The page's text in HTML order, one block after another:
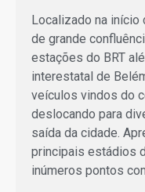
Localizado na início
de grande
estações do BRT
interestatal de
veículos vindos do
deslocando para
saída da cidade.
principais estádios
inúmeros pontos